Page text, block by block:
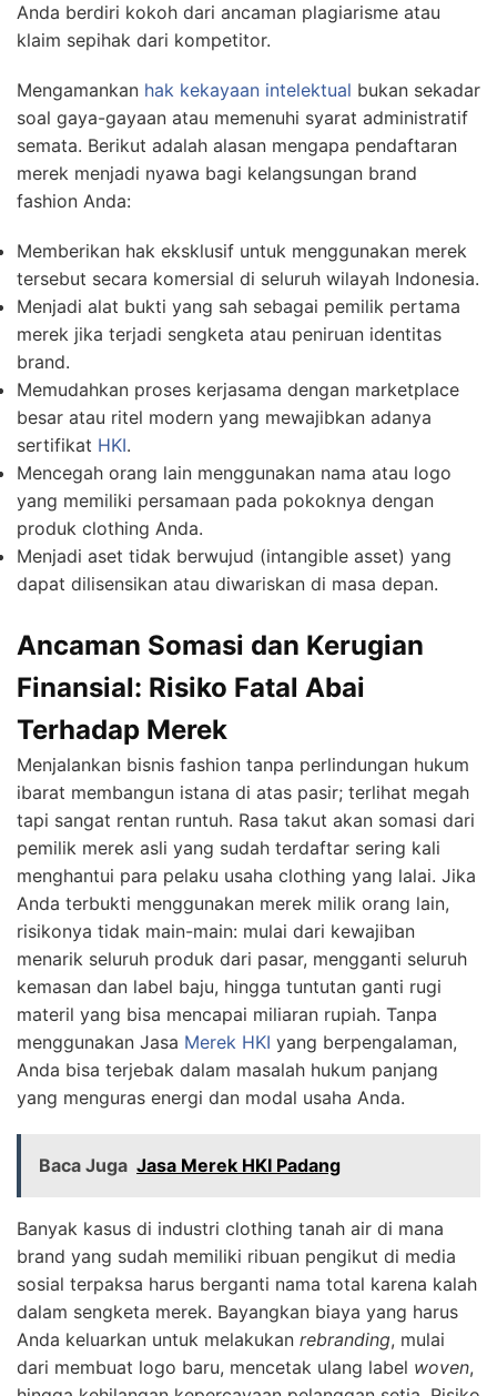
Anda berdiri kokoh dari ancaman plagiarisme atau
klaim sepihak dari kompetitor.
Mengamankan hak kekayaan intelektual bukan sekadar
soal gaya-gayaan atau memenuhi syarat administratif
semata. Berikut adalah alasan mengapa pendaftaran
merek menjadi nyawa bagi kelangsungan brand
fashion Anda:
Memberikan hak eksklusif untuk menggunakan merek
tersebut secara komersial di seluruh wilayah Indonesia.
Menjadi alat bukti yang sah sebagai pemilik pertama
merek jika terjadi sengketa atau peniruan identitas
brand.
Memudahkan proses kerjasama dengan marketplace
besar atau ritel modern yang mewajibkan adanya
sertifikat HKI.
Mencegah orang lain menggunakan nama atau logo
yang memiliki persamaan pada pokoknya dengan
produk clothing Anda.
Menjadi aset tidak berwujud (intangible asset) yang
dapat dilisensikan atau diwariskan di masa depan.
Ancaman Somasi dan Kerugian
Finansial: Risiko Fatal Abai
Terhadap Merek
Menjalankan bisnis fashion tanpa perlindungan hukum
ibarat membangun istana di atas pasir; terlihat megah
tapi sangat rentan runtuh. Rasa takut akan somasi dari
pemilik merek asli yang sudah terdaftar sering kali
menghantui para pelaku usaha clothing yang lalai. Jika
Anda terbukti menggunakan merek milik orang lain,
risikonya tidak main-main: mulai dari kewajiban
menarik seluruh produk dari pasar, mengganti seluruh
kemasan dan label baju, hingga tuntutan ganti rugi
materil yang bisa mencapai miliaran rupiah. Tanpa
menggunakan Jasa Merek HKI yang berpengalaman,
Anda bisa terjebak dalam masalah hukum panjang
yang menguras energi dan modal usaha Anda.
Baca Juga Jasa Merek HKI Padang
Banyak kasus di industri clothing tanah air di mana
brand yang sudah memiliki ribuan pengikut di media
sosial terpaksa harus berganti nama total karena kalah
dalam sengketa merek. Bayangkan biaya yang harus
Anda keluarkan untuk melakukan rebranding, mulai
dari membuat logo baru, mencetak ulang label woven,